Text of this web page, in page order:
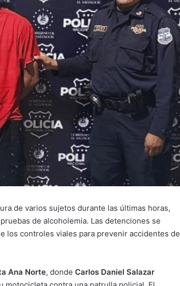
de varios sujetos durante las últimas horas,
de alcoholemia. Las detenciones se
los controles viales para prevenir accidentes de
Ana Norte, donde Carlos Daniel Salazar